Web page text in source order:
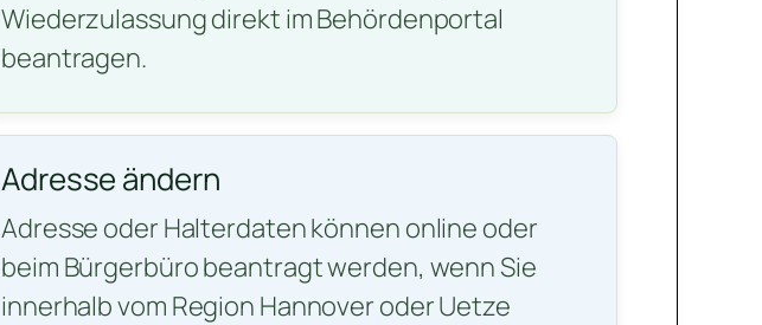
Wiederzulassung direkt im Behördenportal
beantragen.
Adresse ändern
Adresse oder Halterdaten können online oder
beim Bürgerbüro beantragt werden, wenn Sie
innerhalb vom Region Hannover oder Uetze